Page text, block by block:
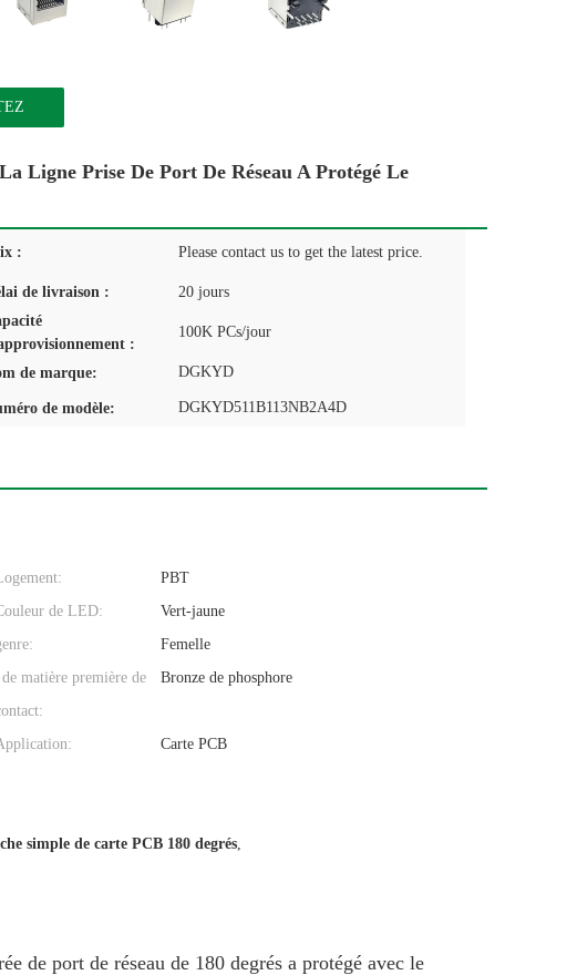
Ligne Prise De Port De Réseau A Protégé Le
: Please contact us to get the latest price.
de livraison : 20 jours
:
100K PCs/jour
de marque: DGKYD
de modèle: DGKYD511B113NB2A4D
PBT
de LED:
Vert-jaune
Femelle
de matière première de
Bronze de phosphore
Carte PCB
simple de carte PCB 180 degrés,
de port de réseau de 180 degrés a protégé avec le